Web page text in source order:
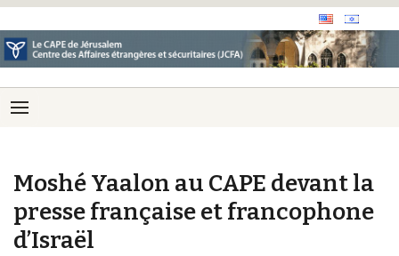
Moshé Yaalon au CAPE devant la
presse française et francophone
d’Israël